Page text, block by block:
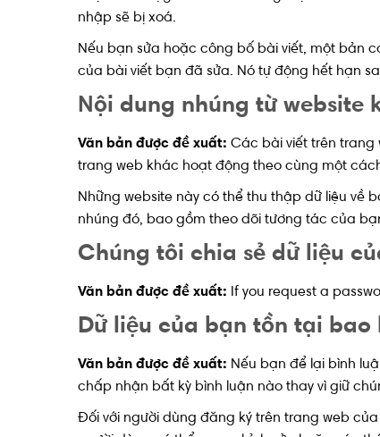
nhập sẽ bị xoá.
Nếu bạn sửa hoặc công bố bài viết, một bản
của bài viết bạn đã sửa. Nó tự động hết hạn
Nội dung nhúng từ website
Văn bản được đề xuất: Các bài viết trên trang
trang web khác hoạt động theo cùng một
Những website này có thể thu thập dữ liệu về
nhúng đó, bao gồm theo dõi tương tác của
Chúng tôi chia sẻ dữ liệu
Văn bản được đề xuất: If you request a
Dữ liệu của bạn tồn tại bao
Văn bản được đề xuất: Nếu bạn để lại bình
chấp nhận bất kỳ bình luận nào thay vì giữ
Đối với người dùng đăng ký trên trang web